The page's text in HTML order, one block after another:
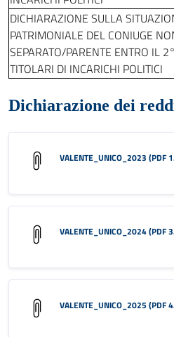
DICHIARAZIONE SULLA
PATRIMONIALE DEL CONIUGE
SEPARATO/PARENTE ENTRO IL
TITOLARI DI INCARICHI POLITICI
Dichiarazione dei
VALENTE_UNICO_2023 (PDF
VALENTE_UNICO_2024 (PDF
VALENTE_UNICO_2025 (PDF